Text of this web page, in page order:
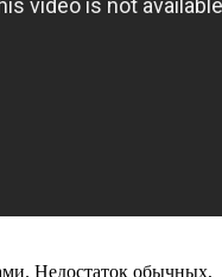
Недостаток обычных,